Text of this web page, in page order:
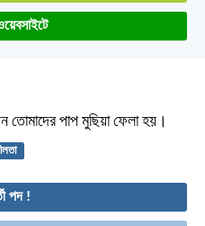
পাপ মুছিয়া ফেলা হয়।
পদ !